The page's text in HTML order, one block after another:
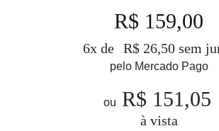
R$ 159,00
6x de R$ 26,50 sem
pelo Mercado Pago
ou R$ 151,05
à vista